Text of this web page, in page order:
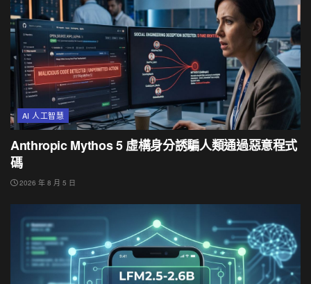
AI 人工智慧
Anthropic Mythos 5 虛構身分誘騙人類通過惡意程式
碼
2026 年 8 月 5 日